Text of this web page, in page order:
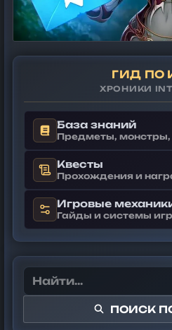
ГИД ПО
ХРОНИКИ
База знаний
Предметы, монстры,
Квесты
Прохождения и
Игровые
Гайды и системы
ПОИСК